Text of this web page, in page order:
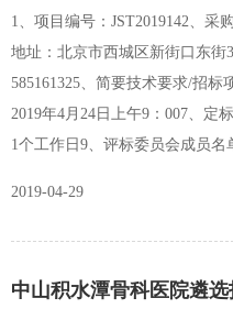
理处2019年4月29日
1、项目编号：JST2019142、采
地址：北京市西城区新街口东街
585161325、简要技术要求/招标
2019年4月24日上午9：007、定
1个工作日9、评标委员会成员
公司于公示期结束后3个工作日
有关规定，对中标公告有异议的
2019-04-29
中山积水潭骨科医院遴